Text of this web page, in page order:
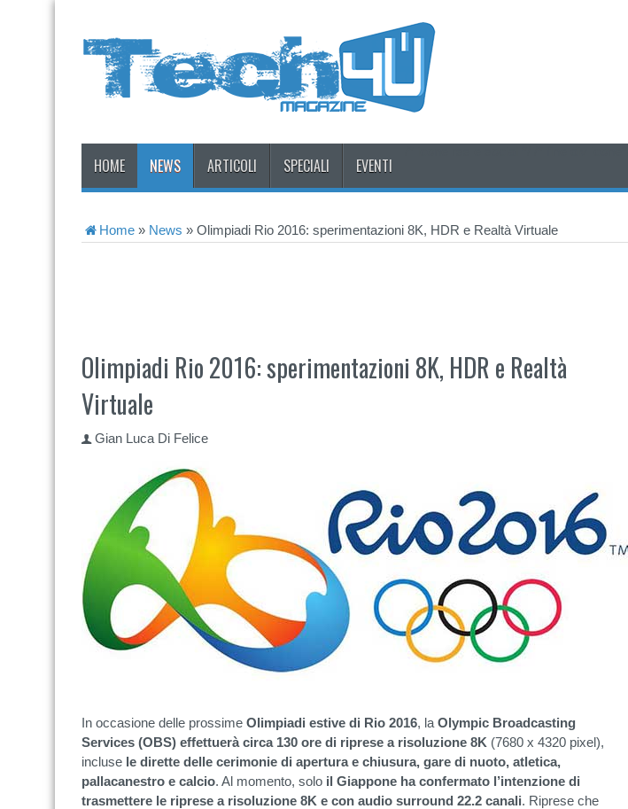
HOME NEWS ARTICOLI SPECIALI EVENTI
Home » News » Olimpiadi Rio 2016: sperimentazioni 8K, HDR e Realtà Virtuale
Olimpiadi Rio 2016: sperimentazioni 8K, HDR e Realtà
Virtuale
Gian Luca Di Felice
In occasione delle prossime Olimpiadi estive di Rio 2016, la Olympic Broadcasting
Services (OBS) effettuerà circa 130 ore di riprese a risoluzione 8K (7680 x 4320 pixel),
incluse le dirette delle cerimonie di apertura e chiusura, gare di nuoto, atletica,
pallacanestro e calcio. Al momento, solo il Giappone ha confermato l’intenzione di
trasmettere le riprese a risoluzione 8K e con audio surround 22.2 canali. Riprese che